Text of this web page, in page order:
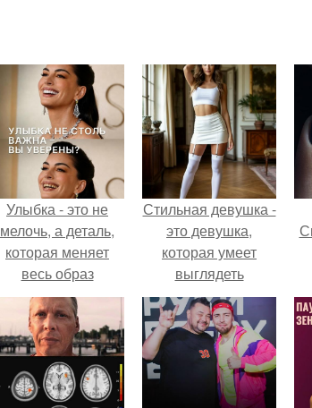
Улыбка - это не
мелочь, а деталь,
которая меняет
весь образ
человека.
Стильная девушка -
это девушка,
которая умеет
выглядеть
привлекательно и
элегантно в любои
ситуации.